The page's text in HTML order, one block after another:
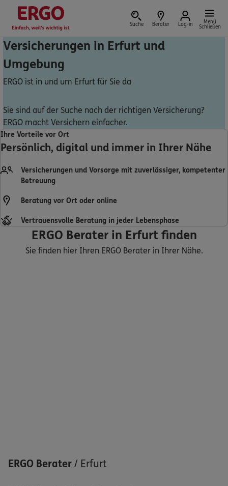
Suche Berater Log-in
Menü
Schließen
Versicherung vor Ort
Schaden oder Leistungsfall melden
Bequem online oder telefonisch
Nicht sicher, was Sie benötigen?
Versicherungen in Erfurt und
Umgebung
ERGO ist in und um Erfurt für Sie da
Sie sind auf der Suche nach der richtigen Versicherung?
ERGO macht Versichern einfacher.
Ihre Vorteile vor Ort
Persönlich, digital und immer in Ihrer Nähe
Versicherungen und Vorsorge mit zuverlässiger, kompetenter
Betreuung
Beratung vor Ort oder online
Vertrauensvolle Beratung in jeder Lebensphase
ERGO Berater in Erfurt finden
Sie finden hier Ihren ERGO Berater in Ihrer Nähe.
ERGO Berater / Erfurt